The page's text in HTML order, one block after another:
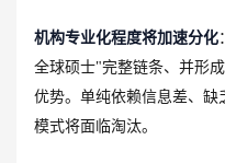
机构专业化程度将加速分化
全球硕士"完整链条、并形
优势。单纯依赖信息差、
模式将面临淘汰。